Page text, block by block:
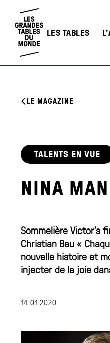
LES TABLES
LE MAGAZINE
TALENTS EN VUE
NINA
Sommelière Victor's
Christian Bau «
nouvelle histoire et
injecter de la joie
14.01.2020